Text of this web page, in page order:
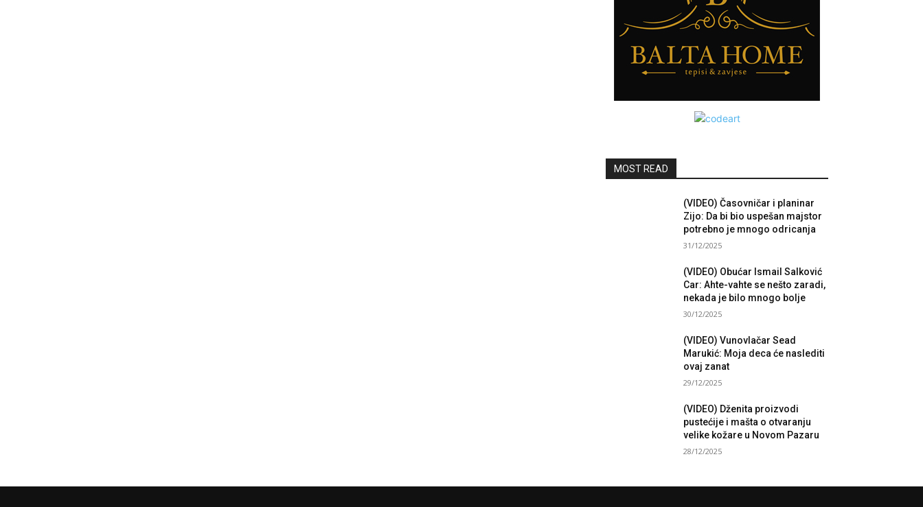
MOST READ
(VIDEO) Časovničar i planinar
Zijo: Da bi bio uspešan majstor
potrebno je mnogo odricanja
31/12/2025
(VIDEO) Obućar Ismail Salković
Car: Ahte-vahte se nešto zaradi,
nekada je bilo mnogo bolje
30/12/2025
(VIDEO) Vunovlačar Sead
Marukić: Moja deca će naslediti
ovaj zanat
29/12/2025
(VIDEO) Dženita proizvodi
pustećije i mašta o otvaranju
velike kožare u Novom Pazaru
28/12/2025